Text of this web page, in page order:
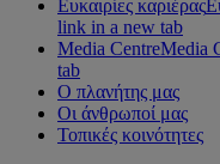
Ευκαιρίες καριέρας
link in a new tab
Media CentreMedia
tab
Ο πλανήτης μας
Οι άνθρωποί μας
Τοπικές κοινότητες